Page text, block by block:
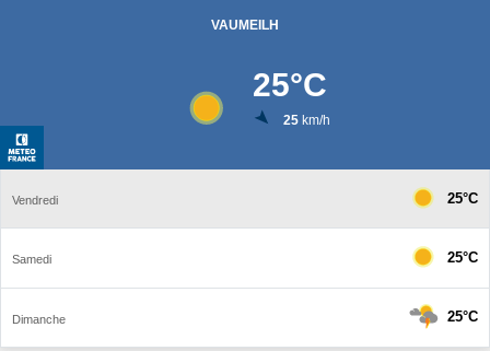
VAUMEILH
25°C
25km/h
Vendredi 25°C
Samedi 25°C
Dimanche 25°C